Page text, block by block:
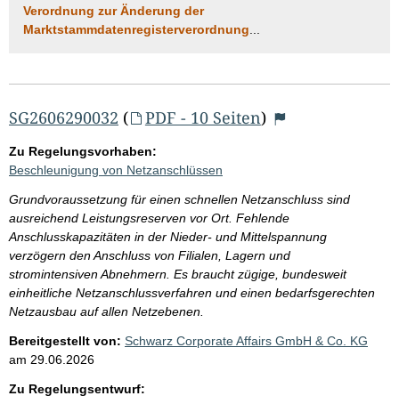
Verordnung zur Änderung der
Marktstammdatenregisterverordnung
SG2606290032 ( PDF - 10 Seiten)
Zu Regelungsvorhaben:
Beschleunigung von Netzanschlüssen
Grundvoraussetzung für einen schnellen Netzanschluss sind
ausreichend Leistungsreserven vor Ort. Fehlende
Anschlusskapazitäten in der Nieder- und Mittelspannung
verzögern den Anschluss von Filialen, Lagern und
stromintensiven Abnehmern. Es braucht zügige, bundesweit
einheitliche Netzanschlussverfahren und einen bedarfsgerechten
Netzausbau auf allen Netzebenen.
Bereitgestellt von: Schwarz Corporate Affairs GmbH & Co. KG
am 29.06.2026
Zu Regelungsentwurf: